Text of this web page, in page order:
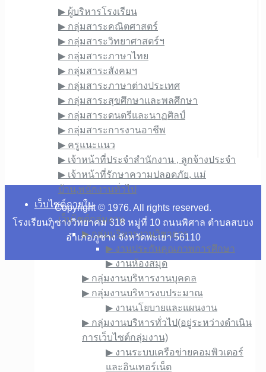
▶︎ ผู้บริหารโรงเรียน
▶︎ กลุ่มสาระคณิตศาสตร์
▶︎ กลุ่มสาระวิทยาศาสตร์ฯ
▶︎ กลุ่มสาระภาษาไทย
▶︎ กลุ่มสาระสังคมฯ
▶︎ กลุ่มสาระภาษาต่างประเทศ
▶︎ กลุ่มสาระสุขศึกษาและพลศึกษา
▶︎ กลุ่มสาระดนตรีและนาฏศิลป์
▶︎ กลุ่มสาระการงานอาชีพ
▶︎ ครูแนะแนว
▶︎ เจ้าหน้าที่ประจำสำนักงาน , ลูกจ้างประจำ
▶︎ เจ้าหน้าที่รักษาความปลอดภัย, แม่
บ้าน,พนักงานทั่วไป
เว็บไซต์ภายใน
เว็บไซต์กลุ่มงาน
▶︎ กลุ่มบริหารงานวิชาการ
▶︎ งานประกันคุณภาพการศึกษา
▶︎ งานห้องสมุด
▶︎ กลุ่มงานบริหารงานบุคคล
▶︎ กลุ่มงานบริหารงบประมาณ
▶︎ งานนโยบายและแผนงาน
▶︎ กลุ่มงานบริหารทั่วไป(อยู่ระหว่างดำเนิน
การเว็บไซต์กลุ่มงาน)
▶︎ งานระบบเครือข่ายคอมพิวเตอร์
และอินเทอร์เน็ต
Copyright © 1976. All rights reserved.
โรงเรียนภูซางวิทยาคม 318 หมู่ที่ 10 ถนนพิศาล ตำบลสบบง
อำเภอภูซาง จังหวัดพะเยา 56110